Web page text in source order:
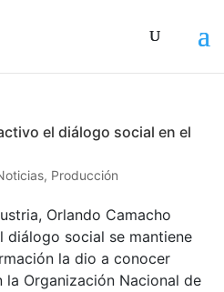
el diálogo social en el
, Producción
Orlando Camacho
diálogo social se mantiene
la dio a conocer
Organización Nacional de